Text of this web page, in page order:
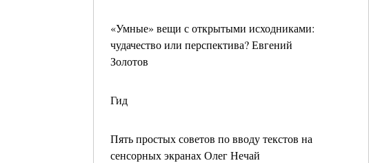
«Умные» вещи с открытыми исходниками:
чудачество или перспектива? Евгений
Золотов
Гид
Пять простых советов по вводу текстов на
сенсорных экранах Олег Нечай